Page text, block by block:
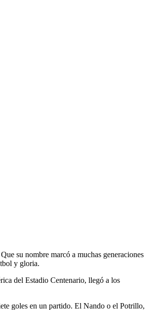
su nombre marcó a muchas generaciones
y gloria.
del Estadio Centenario, llegó a los
goles en un partido. El Nando o el Potrillo,